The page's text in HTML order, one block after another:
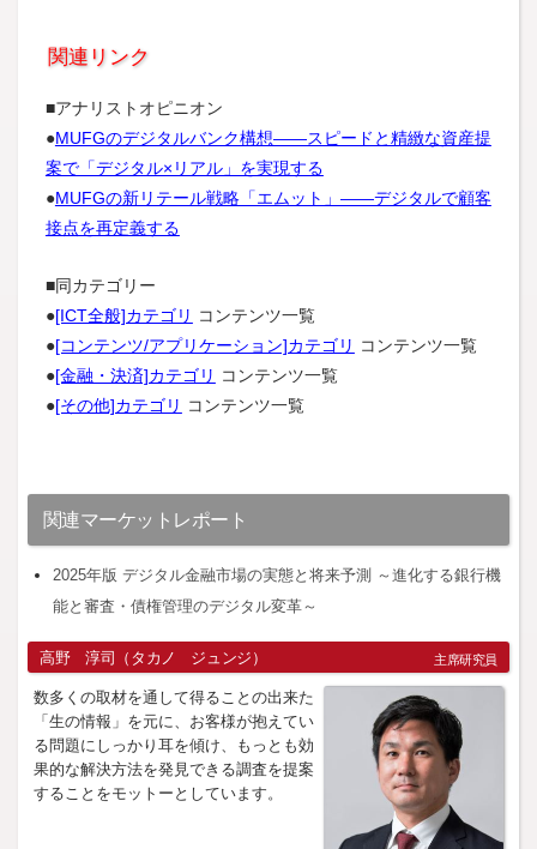
関連リンク
■アナリストオピニオン
●MUFGのデジタルバンク構想――スピードと精緻な資産提
案で「デジタル×リアル」を実現する
●MUFGの新リテール戦略「エムット」――デジタルで顧客
接点を再定義する
■同カテゴリー
●[ICT全般]カテゴリ コンテンツ一覧
●[コンテンツ/アプリケーション]カテゴリ コンテンツ一覧
●[金融・決済]カテゴリ コンテンツ一覧
●[その他]カテゴリ コンテンツ一覧
関連マーケットレポート
2025年版 デジタル金融市場の実態と将来予測 ～進化する銀行機
能と審査・債権管理のデジタル変革～
高野 淳司（タカノ ジュンジ） 主席研究員
数多くの取材を通して得ることの出来た
「生の情報」を元に、お客様が抱えてい
る問題にしっかり耳を傾け、もっとも効
果的な解決方法を発見できる調査を提案
することをモットーとしています。